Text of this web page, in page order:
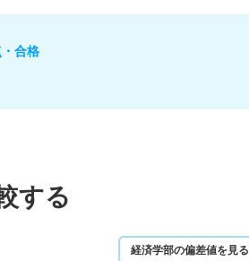
合格
する
経済学部の偏差値を見る